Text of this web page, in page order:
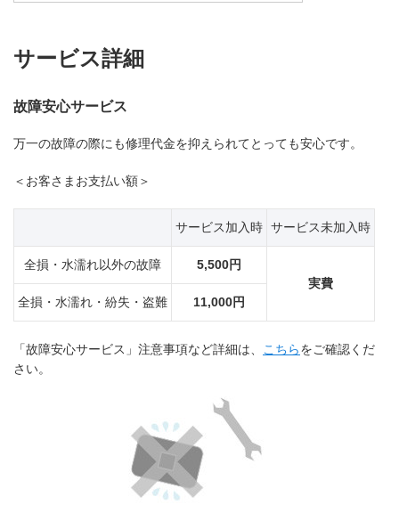
サービス詳細
故障安心サービス
万一の故障の際にも修理代金を抑えられてとっても安心です。
＜お客さまお支払い額＞
サービス加入時 サービス未加入時
全損・水濡れ以外の故障
5,500円
実費
全損・水濡れ・紛失・盗難
11,000円
「故障安心サービス」注意事項など詳細は、 こちらをご確認くだ
さい。